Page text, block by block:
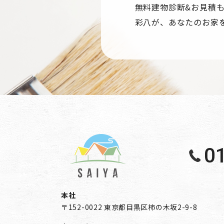
・https://policies.google.com/
＜個人情報に関するお問い合わせ窓口＞
株式会社彩八
〒152-0022 東京都目黒区柿の木坂2-9-8
無料建物診断&お見積
彩八が、あなたのお家
本社
〒152-0022 東京都目黒区柿の木坂2-9-8